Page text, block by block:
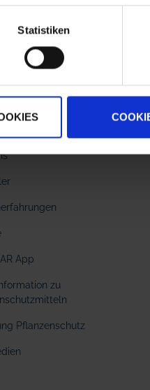
Statistiken
App
zu
Pflanzenschutz